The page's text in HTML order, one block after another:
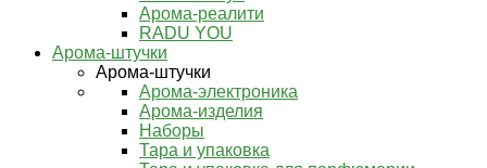
Арома-реалити
RADU YOU
Арома-штучки
Арома-штучки
Арома-электроника
Арома-изделия
Наборы
Тара и упаковка